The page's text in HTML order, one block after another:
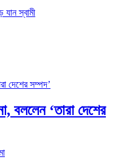
স্বামী
বললেন ‘তারা দেশের